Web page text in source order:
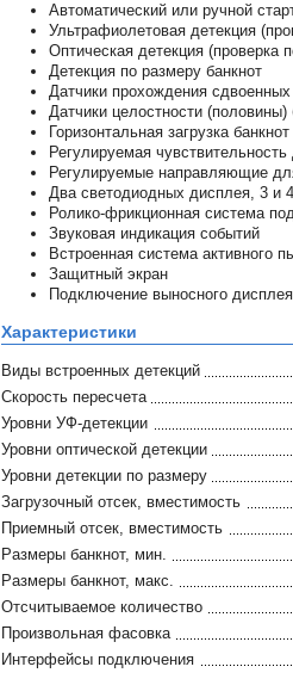
Автоматический или ручной
Ультрафиолетовая детекция
Оптическая детекция (проверка
Детекция по размеру банкнот
Датчики прохождения сдвоенных
Датчики целостности (половины)
Горизонтальная загрузка банкнот
Регулируемая чувствительность
Регулируемые направляющие
Два светодиодных дисплея, 3 и
Ролико-фрикционная система
Звуковая индикация событий
Встроенная система активного
Защитный экран
Подключение выносного
Характеристики
Виды встроенных детекций
Скорость пересчета
Уровни УФ-детекции
Уровни оптической детекции
Уровни детекции по размеру
Загрузочный отсек, вместимость
Приемный отсек, вместимость
Размеры банкнот, мин.
Размеры банкнот, макс.
Отсчитываемое количество
Произвольная фасовка
Интерфейсы подключения